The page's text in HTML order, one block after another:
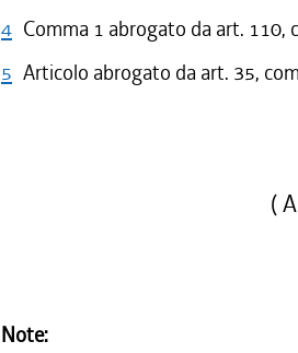
4 Comma 1 abrogato da art. 110,
5 Articolo abrogato da art. 35,
(
Note: